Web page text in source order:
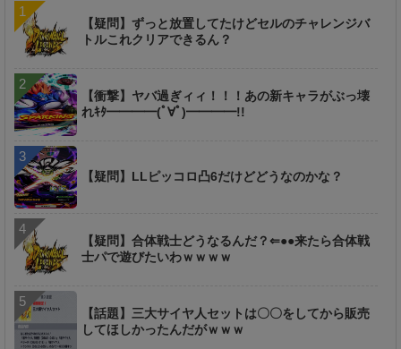
【疑問】ずっと放置してたけどセルのチャレンジバ
トルこれクリアできるん？
【衝撃】ヤバ過ぎィィ！！！あの新キャラがぶっ壊
れｷﾀ━━━━(ﾟ∀ﾟ)━━━━!!
【疑問】LLピッコロ凸6だけどどうなのかな？
【疑問】合体戦士どうなるんだ？⇐●●来たら合体戦
士パで遊びたいわｗｗｗｗ
【話題】三大サイヤ人セットは〇〇をしてから販売
してほしかったんだがｗｗｗ